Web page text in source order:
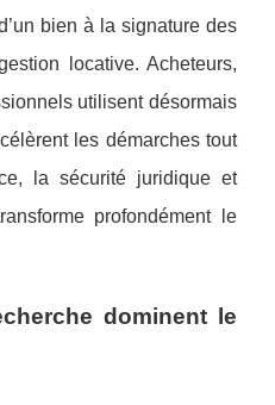
bien à la signature des
locative. Acheteurs,
utilisent désormais
les démarches tout
la sécurité juridique et
profondément le
dominent le